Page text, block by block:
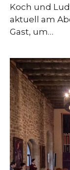
Koch und
aktuell am
Gast, um…